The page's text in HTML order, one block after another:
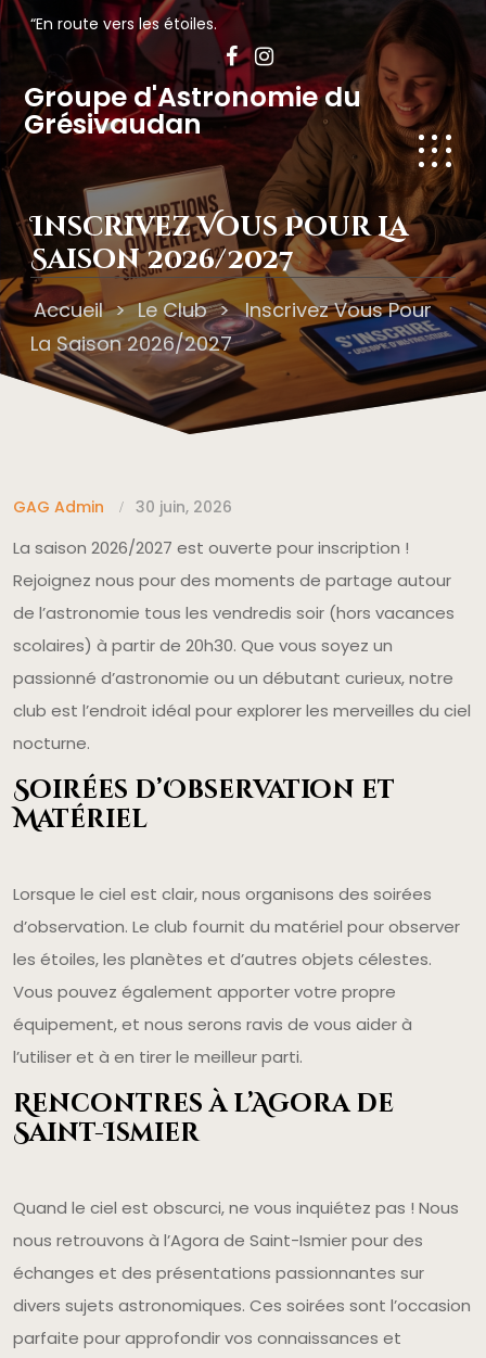
“En route vers les étoiles.
Groupe d'Astronomie du
Grésivaudan
Inscrivez Vous Pour La
Saison 2026/2027
Accueil > Le Club > Inscrivez Vous Pour
La Saison 2026/2027
GAG Admin 30 juin, 2026
La saison 2026/2027 est ouverte pour inscription !
Rejoignez nous pour des moments de partage autour
de l’astronomie tous les vendredis soir (hors vacances
scolaires) à partir de 20h30. Que vous soyez un
passionné d’astronomie ou un débutant curieux, notre
club est l’endroit idéal pour explorer les merveilles du ciel
nocturne.
Soirées d’Observation et
Matériel
Lorsque le ciel est clair, nous organisons des soirées
d’observation. Le club fournit du matériel pour observer
les étoiles, les planètes et d’autres objets célestes.
Vous pouvez également apporter votre propre
équipement, et nous serons ravis de vous aider à
l’utiliser et à en tirer le meilleur parti.
Rencontres à l’Agora de
Saint-Ismier
Quand le ciel est obscurci, ne vous inquiétez pas ! Nous
nous retrouvons à l’Agora de Saint-Ismier pour des
échanges et des présentations passionnantes sur
divers sujets astronomiques. Ces soirées sont l’occasion
parfaite pour approfondir vos connaissances et